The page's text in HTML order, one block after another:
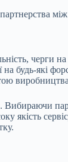
черги
будь-які
виробництва
якість